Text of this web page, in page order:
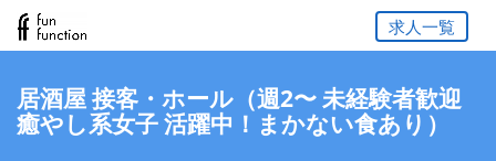
求人一覧
居酒屋 接客・ホール（週2〜 未経験者歓迎
癒やし系女子 活躍中！まかない食あり）